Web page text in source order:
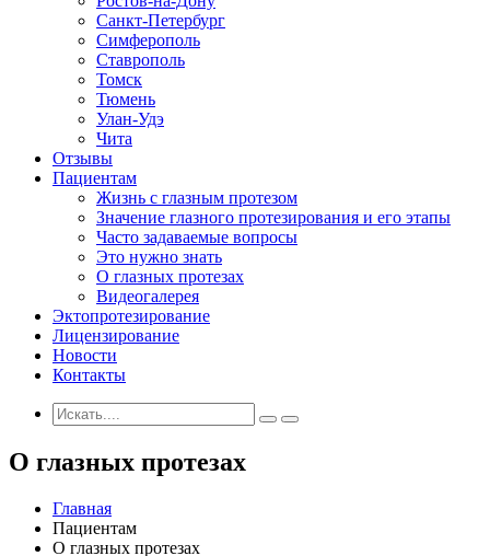
Санкт-Петербург
Симферополь
Ставрополь
Томск
Тюмень
Улан-Удэ
Чита
Отзывы
Пациентам
Жизнь с глазным протезом
Значение глазного протезирования и его этапы
Часто задаваемые вопросы
Это нужно знать
О глазных протезах
Видеогалерея
Эктопротезирование
Лицензирование
Новости
Контакты
О глазных протезах
Главная
Пациентам
О глазных протезах